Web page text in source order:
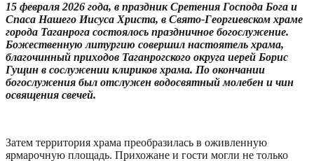
15 февраля 2026 года, в праздник Сретения Господа Бога и
Спаса Нашего Иисуса Христа, в Свято-Георгиевском храме
города Таганрога состоялось праздничное богослужение.
Божественную литургию совершил настоятель храма,
благочинный приходов Таганрогского округа иерей Борис
Гущин в сослужении клириков храма. По окончании
богослужения был отслужен водосвятный молебен и чин
освящения свечей.
Затем территория храма преобразилась в оживленную
ярмарочную площадь. Прихожане и гости могли не только